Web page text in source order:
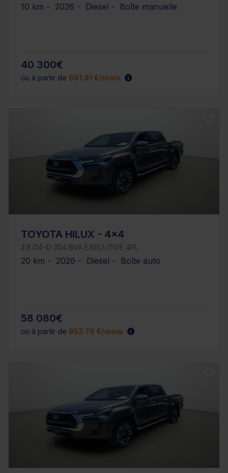
10 km - 2026 - Diesel - Boîte manuelle
40 300€
ou à partir de 661.91 €/mois
TOYOTA HILUX - 4x4
2.8 D4-D 204 BVA EXECUTIVE 4PL
20 km - 2026 - Diesel - Boîte auto
58 080€
ou à partir de 953.76 €/mois